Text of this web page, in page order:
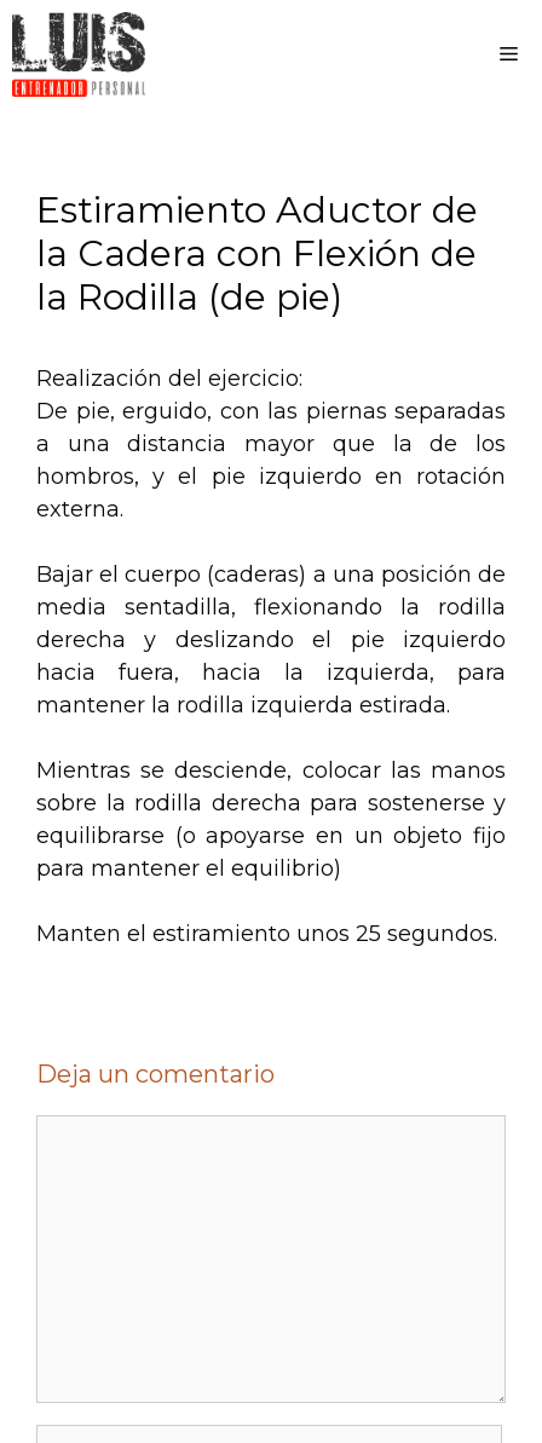
Estiramiento Aductor de
la Cadera con Flexión de
la Rodilla (de pie)
Realización del ejercicio:
De pie, erguido, con las piernas separadas
a una distancia mayor que la de los
hombros, y el pie izquierdo en rotación
externa.
Bajar el cuerpo (caderas) a una posición de
media sentadilla, flexionando la rodilla
derecha y deslizando el pie izquierdo
hacia fuera, hacia la izquierda, para
mantener la rodilla izquierda estirada.
Mientras se desciende, colocar las manos
sobre la rodilla derecha para sostenerse y
equilibrarse (o apoyarse en un objeto fijo
para mantener el equilibrio)
Manten el estiramiento unos 25 segundos.
Deja un comentario